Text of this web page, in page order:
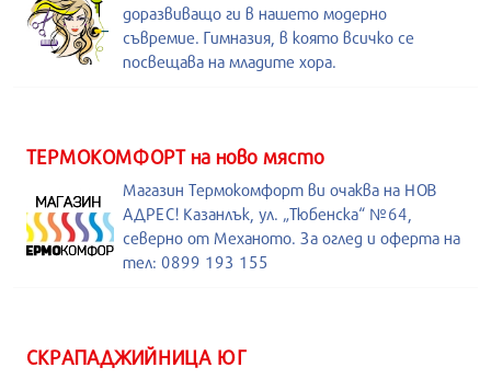
доразвиващо ги в нашето модерно
съвремие. Гимназия, в която всичко се
посвещава на младите хора.
ТЕРМОКОМФОРТ на ново място
Магазин Термокомфорт ви очаква на НОВ
АДРЕС! Казанлък, ул. „Тюбенска“ №64,
северно от Механото. За оглед и оферта на
тел: 0899 193 155
СКРАПАДЖИЙНИЦА ЮГ